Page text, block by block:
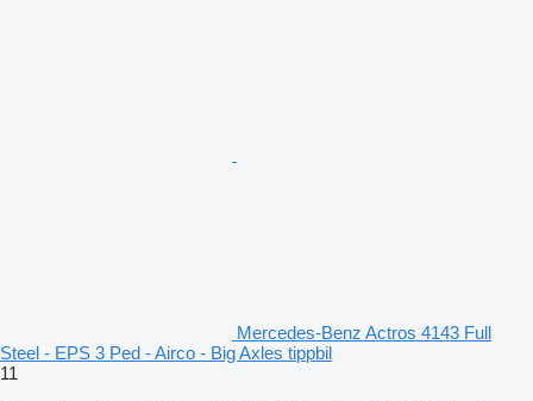
Mercedes-Benz Actros 4143 Full
Steel - EPS 3 Ped - Airco - Big Axles tippbil
11